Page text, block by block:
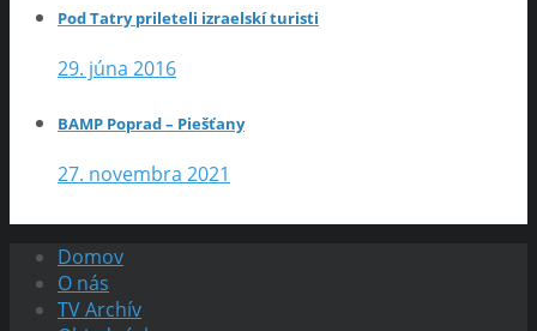
Pod Tatry prileteli izraelskí turisti
29. júna 2016
BAMP Poprad – Piešťany
27. novembra 2021
Domov
O nás
TV Archív